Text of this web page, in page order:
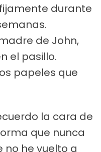
durante
de John,
el pasillo.
papeles que
la cara de
que nunca
no he vuelto a